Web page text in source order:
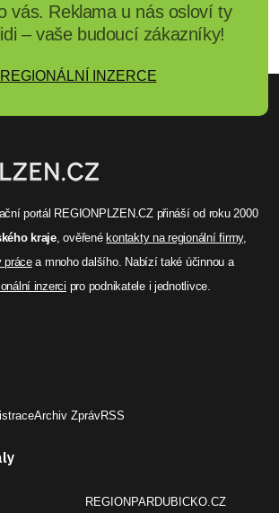
vás. Reklama u nás osloví ty
– vaše budoucí zákazníky!
REGIONÁLNÍ INZERCE
portál REGIONPLZEN.CZ přináší od roku 2000
kraje, ověřené kontakty na regionální firmy,
prácea mnoho dalšího. Nabízí také účinnou a
inzerci pro podnikatele i jednotlivce.
Archiv ZprávRSS
REGIONPARDUBICKO.CZ